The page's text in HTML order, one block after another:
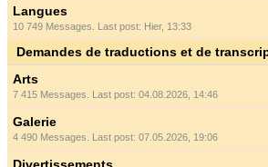
Langues
10 749 Messages. Last post: Hier, 13:33
Demandes de traductions et de
Arts
7 415 Messages. Last post: 04.08.2026, 14:46
Galerie
4 490 Messages. Last post: 07.05.2026, 19:06